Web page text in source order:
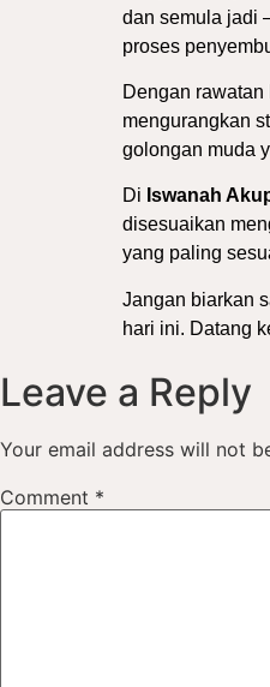
dan semula jadi
proses
Dengan
mengurangkan
golongan muda
Di Iswanah
disesuaikan
yang paling
Jangan biarkan
hari ini. Datang
Leave a Reply
Your email address will not
Comment *